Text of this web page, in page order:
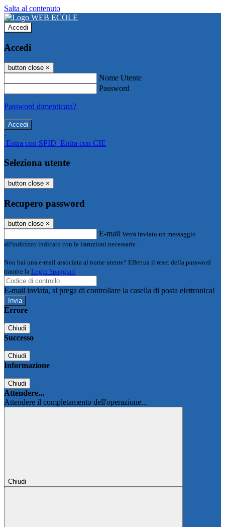
Salta al contenuto
Accedi
Accedi
button close ×
Nome Utente
Password
Password dimenticata?
-
Entra con SPID Entra con CIE
Seleziona utente
button close ×
Recupero password
button close ×
E-mail Verrà inviato un messaggio
all'indirizzo indicato con le istruzioni necessarie.
Non hai una e-mail associata al nome utente? Effettua il reset della password
tramite la Login Spaggiari
E-mail inviata, si prega di controllare la casella di posta elettronica!
Errore
Chiudi
Successo
Chiudi
Informazione
Chiudi
Attendere...
Attendere il completamento dell'operazione...
Chiudi